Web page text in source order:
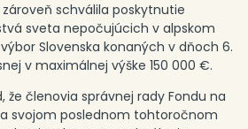
schválila poskytnutie
sveta nepočujúcich v alpskom
Slovenska konaných v dňoch 6.
v maximálnej výške 150 000 €.
že členovia správnej rady Fondu na
svojom poslednom tohtoročnom